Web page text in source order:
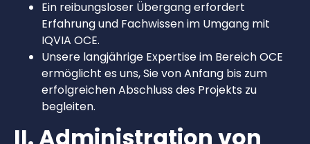
Ein reibungsloser Übergang erfordert
Erfahrung und Fachwissen im Umgang mit
IQVIA OCE.
Unsere langjährige Expertise im Bereich OCE
ermöglicht es uns, Sie von Anfang bis zum
erfolgreichen Abschluss des Projekts zu
begleiten.
II. Administration von